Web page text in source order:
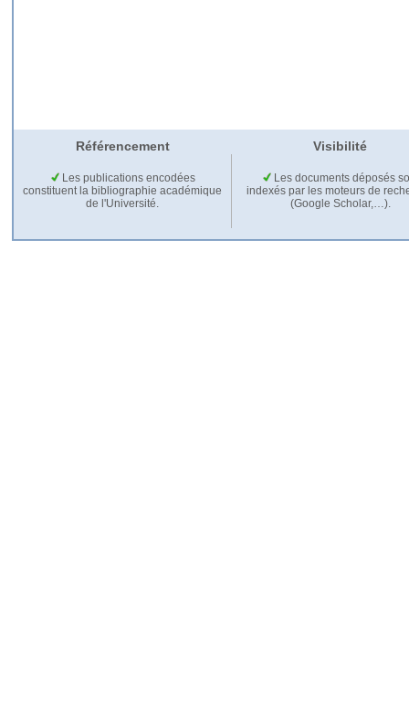
Référencement Visibilité
Les publications encodées
constituent la bibliographie académique
de l'Université.
Les documents déposés
indexés par les moteurs de
(Google Scholar,…).